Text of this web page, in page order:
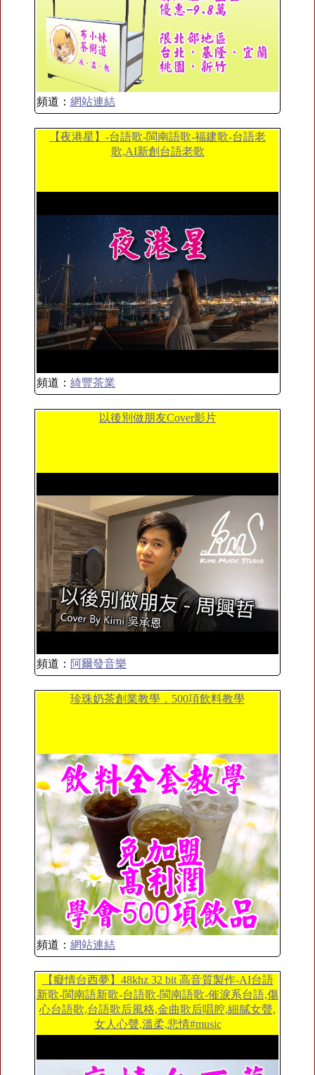
頻道： 網站連結
【夜港星】-台語歌-閩南語歌-福建歌-台語老
歌,AI新創台語老歌
頻道： 綺豐茶業
以後別做朋友Cover影片
頻道： 阿爾發音樂
珍珠奶茶創業教學，500項飲料教學
頻道： 網站連結
【癡情台西夢】48khz 32 bit 高音質製作-AI台語
新歌-閩南語新歌-台語歌-閩南語歌-催淚系台語,傷
心台語歌,台語歌后風格,金曲歌后唱腔,細膩女聲,
女人心聲,溫柔,悲情#music